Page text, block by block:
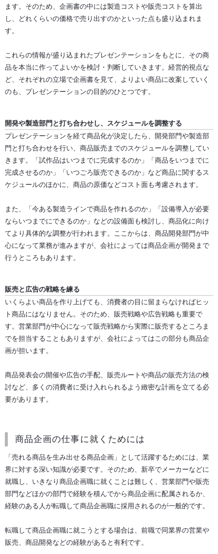
ます。そのため、企画書の中には製造コストや販売コストを算出
し、どれくらいの価格で売り出すのかといった点も盛り込まれま
す。
これらの情報が盛り込まれたプレゼンテーションをもとに、その商
品を本当に作ってよいかを検討・判断していきます。経営的視点な
ど、それぞれの立場で企画書を見て、よりよい商品に改案していく
のも、プレゼンテーションの目的のひとつです。
開発や製造部門と打ち合わせし、スケジュールを調整する
プレゼンテーションを経て商品化が決定したら、開発部門や製造部
門と打ち合わせを行い、商品販売までのスケジュールを調整してい
きます。「試作品はいつまでに完成するのか」「商品をいつまでに
完成させるのか」「いつごろ販売できるのか」など商品に関するス
ケジュールのほかに、商品の原価などコスト面も考慮されます。
また、「今ある製造ラインで商品を作れるのか」「設備導入が必要
ならいつまでにできるのか」などの設備面も検討し、商品化に向け
てより具体的な調整が行われます。ここからは、商品開発部門が中
心になって業務が進みますが、会社によっては商品企画が開発まで
行うところもあります。
販売と広告の戦略を練る
いくらよい商品を作り上げても、消費者の目に留まらなければヒッ
ト商品にはなりません。そのため、販売戦略や広告戦略も重要で
す。営業部門が中心になって販売戦略から実際に販売するところま
でを担当することもありますが、会社によってはこの部分も商品企
画が担います。
商品発表会の開催や広告の手配、販売ルートや商品の販売方法の検
討など、多くの消費者に受け入れられるよう緻密な計画を立てる必
要があります。
商品企画の仕事に就くためには
「売れる商品を生み出せる商品企画」として活躍するためには、業
界に対する深い知識が必要です。そのため、新卒でメーカーなどに
就職し、いきなり商品企画職に就くことは難しく、営業部門や販売
部門などほかの部門で経験を積んでから商品企画に配属されるか、
経験のある人が転職して商品企画職に採用されるのが一般的です。
転職して商品企画職に就こうとする場合は、前職で同業界の営業や
販売、商品開発などの経験があると有利です。